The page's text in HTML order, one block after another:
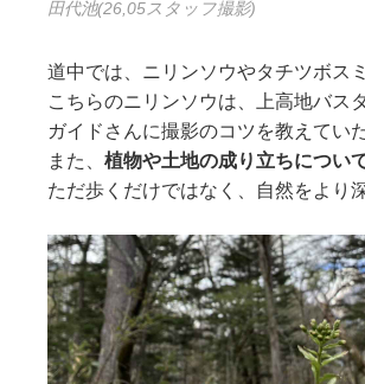
田代池(26,05スタッフ撮影)
道中では、ニリンソウやタチツボス
こちらのニリンソウは、上高地バス
ガイドさんに撮影のコツを教えてい
また、 植物や土地の成り立ちについ
ただ歩くだけではなく、自然をより